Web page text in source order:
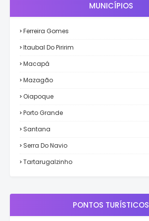
MUNICÍPIOS
Ferreira Gomes
Itaubal Do Piririm
Macapá
Mazagão
Oiapoque
Porto Grande
Santana
Serra Do Navio
Tartarugalzinho
PONTOS TURÍSTICOS